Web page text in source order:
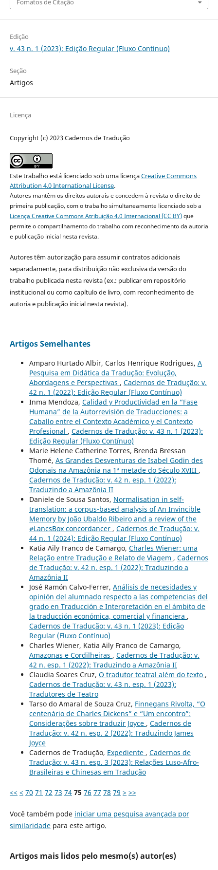
Fomatos de Citação
Edição
v. 43 n. 1 (2023): Edição Regular (Fluxo Contínuo)
Seção
Artigos
Licença
Copyright (c) 2023 Cadernos de Tradução
Este trabalho está licenciado sob uma licençaCreative Commons
Attribution 4.0 International License.
Autores mantêm os direitos autorais e concedem à revista o direito de
primeira publicação, com o trabalho simultaneamente licenciado sob a
Licença Creative Commons Atribuição 4.0 Internacional (CC BY)que
permite o compartilhamento do trabalho com reconhecimento da autoria
e publicação inicial nesta revista.
Autores têm autorização para assumir contratos adicionais
separadamente, para distribuição não exclusiva da versão do
trabalho publicada nesta revista (ex.: publicar em repositório
institucional ou como capítulo de livro, com reconhecimento de
autoria e publicação inicial nesta revista).
Artigos Semelhantes
Amparo Hurtado Albir, Carlos Henrique Rodrigues, A
Pesquisa em Didática da Tradução: Evolução,
Abordagens e Perspectivas , Cadernos de Tradução: v.
42 n. 1 (2022): Edição Regular (Fluxo Contínuo)
Inma Mendoza, Calidad y Productividad en la “Fase
Humana” de la Autorrevisión de Traducciones: a
Caballo entre el Contexto Académico y el Contexto
Profesional , Cadernos de Tradução: v. 43 n. 1 (2023):
Edição Regular (Fluxo Contínuo)
Marie Helene Catherine Torres, Brenda Bressan
Thomé, As Grandes Desventuras de Isabel Godin des
Odonais na Amazônia na 1ª metade do Século XVIII ,
Cadernos de Tradução: v. 42 n. esp. 1 (2022):
Traduzindo a Amazônia II
Daniele de Sousa Santos, Normalisation in self-
translation: a corpus-based analysis of An Invincible
Memory by João Ubaldo Ribeiro and a review of the
#LancsBox concordancer , Cadernos de Tradução: v.
44 n. 1 (2024): Edição Regular (Fluxo Contínuo)
Katia Aily Franco de Camargo, Charles Wiener: uma
Relação entre Tradução e Relato de Viagem , Cadernos
de Tradução: v. 42 n. esp. 1 (2022): Traduzindo a
Amazônia II
José Ramón Calvo-Ferrer, Análisis de necesidades y
opinión del alumnado respecto a las competencias del
grado en Traducción e Interpretación en el ámbito de
la traducción económica, comercial y financiera ,
Cadernos de Tradução: v. 43 n. 1 (2023): Edição
Regular (Fluxo Contínuo)
Charles Wiener, Katia Aily Franco de Camargo,
Amazonas e Cordilheiras , Cadernos de Tradução: v.
42 n. esp. 1 (2022): Traduzindo a Amazônia II
Claudia Soares Cruz, O tradutor teatral além do texto ,
Cadernos de Tradução: v. 43 n. esp. 1 (2023):
Tradutores de Teatro
Tarso do Amaral de Souza Cruz, Finnegans Rivolta, “O
centenário de Charles Dickens” e “Um encontro”:
Considerações sobre traduzir Joyce , Cadernos de
Tradução: v. 42 n. esp. 2 (2022): Traduzindo James
Joyce
Cadernos de Tradução, Expediente , Cadernos de
Tradução: v. 43 n. esp. 3 (2023): Relações Luso-Afro-
Brasileiras e Chinesas em Tradução
<< < 70 71 72 73 74 75 76 77 78 79 > >>
Você também pode iniciar uma pesquisa avançada por
similaridadepara este artigo.
Artigos mais lidos pelo mesmo(s) autor(es)